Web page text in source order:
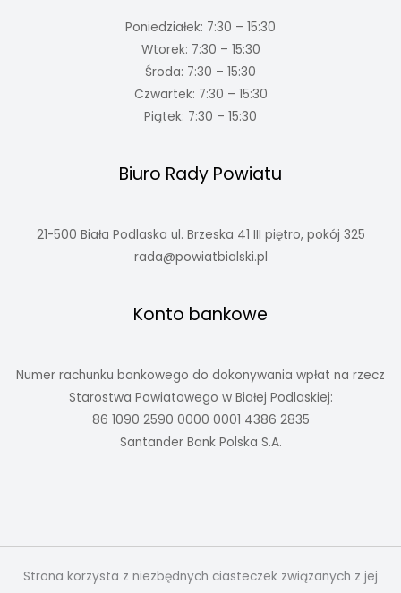
Poniedziałek: 7:30 – 15:30
Wtorek: 7:30 – 15:30
Środa: 7:30 – 15:30
Czwartek: 7:30 – 15:30
Piątek: 7:30 – 15:30
Biuro Rady Powiatu
21-500 Biała Podlaska ul. Brzeska 41 III piętro, pokój 325
rada@powiatbialski.pl
Konto bankowe
Numer rachunku bankowego do dokonywania wpłat na rzecz
Starostwa Powiatowego w Białej Podlaskiej:
86 1090 2590 0000 0001 4386 2835
Santander Bank Polska S.A.
Strona korzysta z niezbędnych ciasteczek związanych z jej